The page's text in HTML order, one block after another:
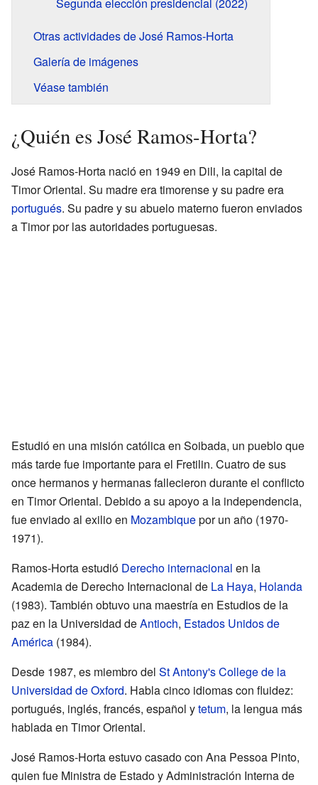
Otras actividades de José Ramos-Horta
Galería de imágenes
Véase también
¿Quién es José Ramos-Horta?
José Ramos-Horta nació en 1949 en Dili, la capital de
Timor Oriental. Su madre era timorense y su padre era
portugués. Su padre y su abuelo materno fueron enviados
a Timor por las autoridades portuguesas.
Estudió en una misión católica en Soibada, un pueblo que
más tarde fue importante para el Fretilin. Cuatro de sus
once hermanos y hermanas fallecieron durante el conflicto
en Timor Oriental. Debido a su apoyo a la independencia,
fue enviado al exilio en Mozambiquepor un año (1970-
1971).
Ramos-Horta estudió Derecho internacional en la
Academia de Derecho Internacional de La Haya, Holanda
(1983). También obtuvo una maestría en Estudios de la
paz en la Universidad deAntioch, Estados Unidos de
América (1984).
Desde 1987, es miembro del St Antony's College de la
Universidad de Oxford. Habla cinco idiomas con fluidez:
portugués, inglés, francés, español ytetum, la lengua más
hablada en Timor Oriental.
José Ramos-Horta estuvo casado con Ana Pessoa Pinto,
quien fue Ministra de Estado y Administración Interna de